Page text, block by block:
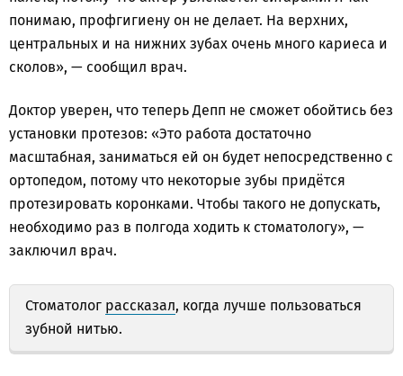
понимаю, профгигиену он не делает. На верхних,
центральных и на нижних зубах очень много кариеса и
сколов», — сообщил врач.
Доктор уверен, что теперь Депп не сможет обойтись без
установки протезов: «Это работа достаточно
масштабная, заниматься ей он будет непосредственно с
ортопедом, потому что некоторые зубы придётся
протезировать коронками. Чтобы такого не допускать,
необходимо раз в полгода ходить к стоматологу», —
заключил врач.
Стоматолог рассказал, когда лучше пользоваться
зубной нитью.